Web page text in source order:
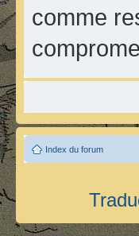
comme
Index du forum